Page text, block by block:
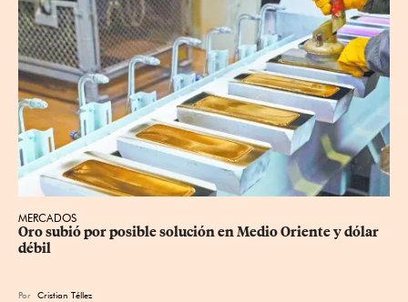
MERCADOS
Oro subió por posible solución en Medio Oriente y dólar
débil
Por Cristian Téllez